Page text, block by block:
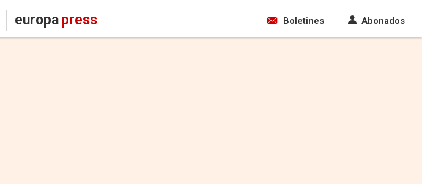
europapress Boletines Abonados